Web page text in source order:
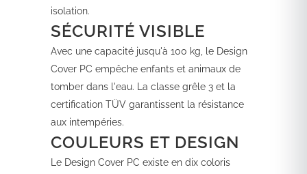
isolation.
SÉCURITÉ VISIBLE
Avec une capacité jusqu'à 100 kg, le Design
Cover PC empêche enfants et animaux de
tomber dans l'eau. La classe grêle 3 et la
certification TÜV garantissent la résistance
aux intempéries.
COULEURS ET DESIGN
Le Design Cover PC existe en dix coloris